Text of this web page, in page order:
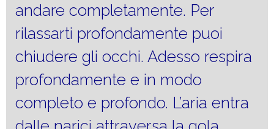
andare completamente. Per
rilassarti profondamente puoi
chiudere gli occhi. Adesso respira
profondamente e in modo
completo e profondo. L’aria entra